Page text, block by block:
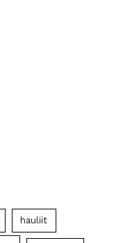
hauliit